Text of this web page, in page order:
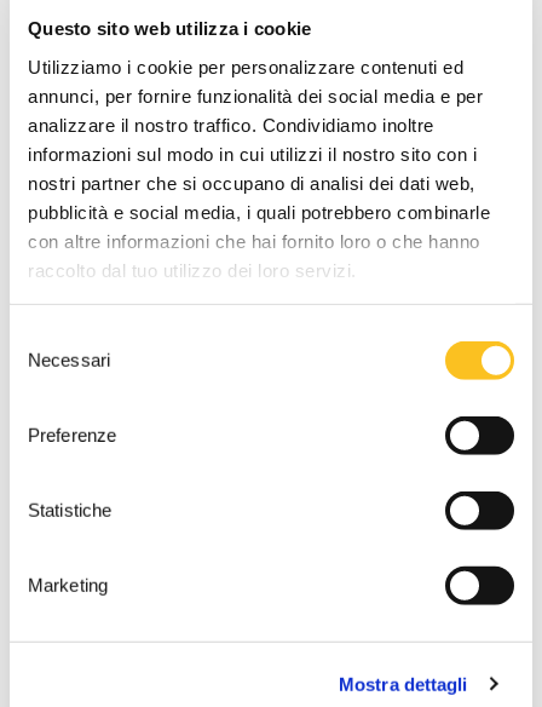
Questo sito web utilizza i cookie
Utilizziamo i cookie per personalizzare contenuti ed
annunci, per fornire funzionalità dei social media e per
analizzare il nostro traffico. Condividiamo inoltre
informazioni sul modo in cui utilizzi il nostro sito con i
nostri partner che si occupano di analisi dei dati web,
pubblicità e social media, i quali potrebbero combinarle
con altre informazioni che hai fornito loro o che hanno
raccolto dal tuo utilizzo dei loro servizi.
delNecessari
Preferenze
Statistiche
Marketing
Mostra dettagli
Tipo di vendita
Asincrona
Termine presentazione offerte
22/06/2026 12:00:00
Inizio gara:
11/07/2026 10:00:00
Fine gara:
Qualora vengano effettuate offerte negli ultimi
minuti di
minuti per un numero illimitato di
prolungamenti. Ciascun prolungamento inizierà dall'orario di
Cauzione
bonifico bancario c/c
IT15B0569622400000004000X53 intestato a